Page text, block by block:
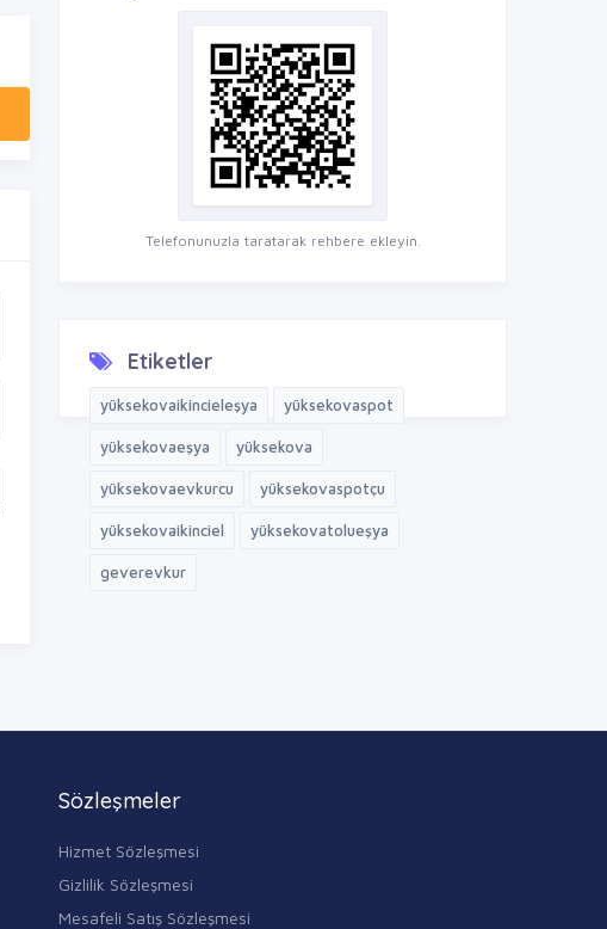
Telefonunuzla taratarak rehbere ekleyin.
Etiketler
yüksekovaikincieleşya yüksekovaspot
yüksekovaeşya yüksekova
yüksekovaevkurcu yüksekovaspotçu
yüksekovaikinciel yüksekovatolueşya
geverevkur
Sözleşmeler
Hizmet Sözleşmesi
Gizlilik Sözleşmesi
Mesafeli Satış Sözleşmesi